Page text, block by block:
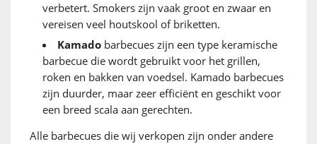
verbetert. Smokers zijn vaak groot en zwaar en
vereisen veel houtskool of briketten.
Kamado barbecues zijn een type keramische
barbecue die wordt gebruikt voor het grillen,
roken en bakken van voedsel. Kamado barbecues
zijn duurder, maar zeer efficiënt en geschikt voor
een breed scala aan gerechten.
Alle barbecues die wij verkopen zijn onder andere